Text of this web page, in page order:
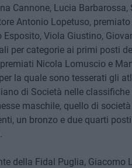
Cannone, Lucia
Antonio Lopetuso,
Viola Giustino,
per categorie ai primi posti
Nicola Lomuscio e
la quale sono tesserati gli
di Società nelle
maschile, quello di
un bronzo e due quarti
della Fidal Puglia,